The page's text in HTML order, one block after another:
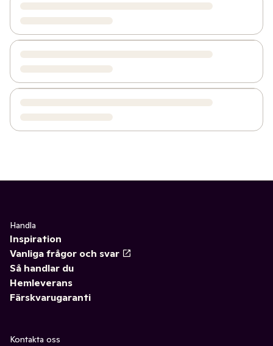
Handla
Inspiration
Vanliga frågor och svar
Så handlar du
Hemleverans
Färskvarugaranti
Kontakta oss